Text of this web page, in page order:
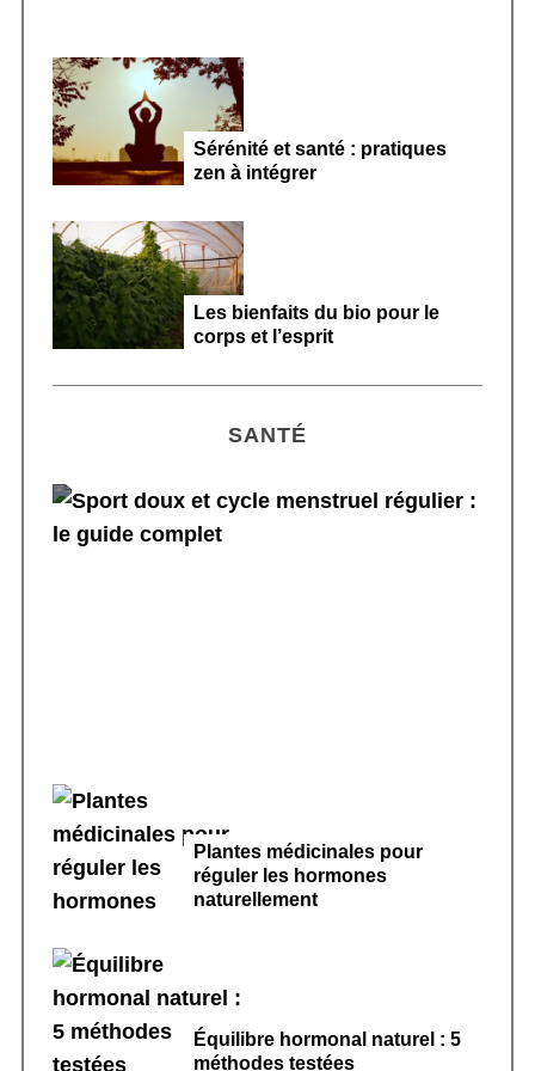
Sérénité et santé : pratiques
zen à intégrer
Les bienfaits du bio pour le
corps et l’esprit
SANTÉ
Plantes médicinales pour
réguler les hormones
naturellement
Équilibre hormonal naturel : 5
méthodes testées